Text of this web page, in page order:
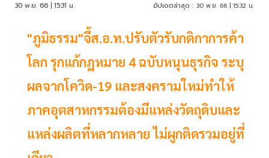
30 พ.ย. 66 | 15:31 น. อัปเดตล่าสุด : 30 พ.ย. 66 | 15:32 น.
"ภูมิธรรม"จี้ส.อ.ท.ปรับตัวรับกติกาการค้า
โลก รุกแก้กฎหมาย 4 ฉบับหนุนธุรกิจ ระบุ
ผลจากโควิด-19 และสงครามใหม่ทำให้
ภาคอุตสาหกรรมต้องมีแหล่งวัตถุดิบและ
แหล่งผลิตที่หลากหลาย ไม่ผูกติดรวมอยู่ที่